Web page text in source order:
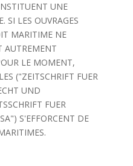
UNE
SI LES OUVRAGES
MARITIME NE
AUTREMENT
LE MOMENT,
("ZEITSCHRIFT FUER
UND
FUER
S'EFFORCENT DE